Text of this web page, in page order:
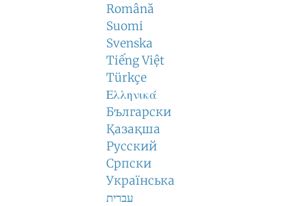
Română
Suomi
Svenska
Tiếng Việt
Türkçe
Ελληνικά
Български
Қазақша
Русский
Српски
Українська
עברית